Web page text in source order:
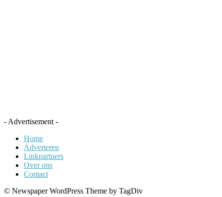
- Advertisement -
Home
Adverteren
Linkpartners
Over ons
Contact
© Newspaper WordPress Theme by TagDiv